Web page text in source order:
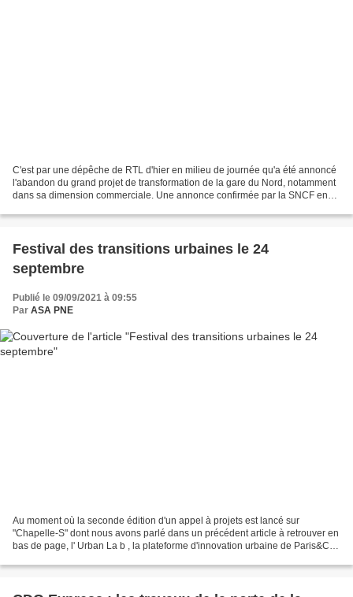
C'est par une dépêche de RTL d'hier en milieu de journée qu'a été annoncé
l'abandon du grand projet de transformation de la gare du Nord, notamment
dans sa dimension commerciale. Une annonce confirmée par la SNCF en
Festival des transitions urbaines le 24
septembre
Publié le 09/09/2021 à 09:55
Par ASA PNE
Au moment où la seconde édition d'un appel à projets est lancé sur
"Chapelle-S" dont nous avons parlé dans un précédent article à retrouver en
bas de page, l' Urban La b , la plateforme d'innovation urbaine de Paris&Co